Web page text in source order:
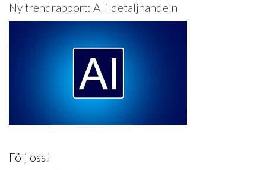
Ny trendrapport: AI i detaljhandeln
Följ oss!